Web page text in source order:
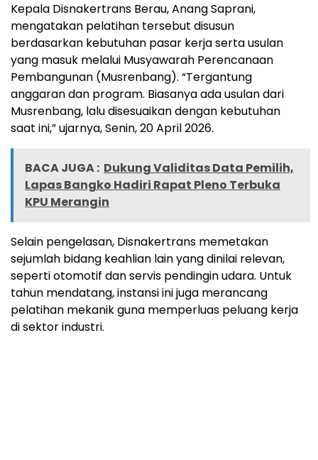
Kepala Disnakertrans Berau, Anang Saprani,
mengatakan pelatihan tersebut disusun
berdasarkan kebutuhan pasar kerja serta usulan
yang masuk melalui Musyawarah Perencanaan
Pembangunan (Musrenbang). “Tergantung
anggaran dan program. Biasanya ada usulan dari
Musrenbang, lalu disesuaikan dengan kebutuhan
saat ini,” ujarnya, Senin, 20 April 2026.
BACA JUGA : Dukung Validitas Data Pemilih,
Lapas Bangko Hadiri Rapat Pleno Terbuka
KPU Merangin
Selain pengelasan, Disnakertrans memetakan
sejumlah bidang keahlian lain yang dinilai relevan,
seperti otomotif dan servis pendingin udara. Untuk
tahun mendatang, instansi ini juga merancang
pelatihan mekanik guna memperluas peluang kerja
di sektor industri.